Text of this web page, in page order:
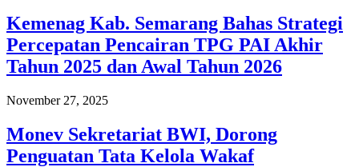
Kemenag Kab. Semarang Bahas Strategi
Percepatan Pencairan TPG PAI Akhir
Tahun 2025 dan Awal Tahun 2026
November 27, 2025
Monev Sekretariat BWI, Dorong
Penguatan Tata Kelola Wakaf